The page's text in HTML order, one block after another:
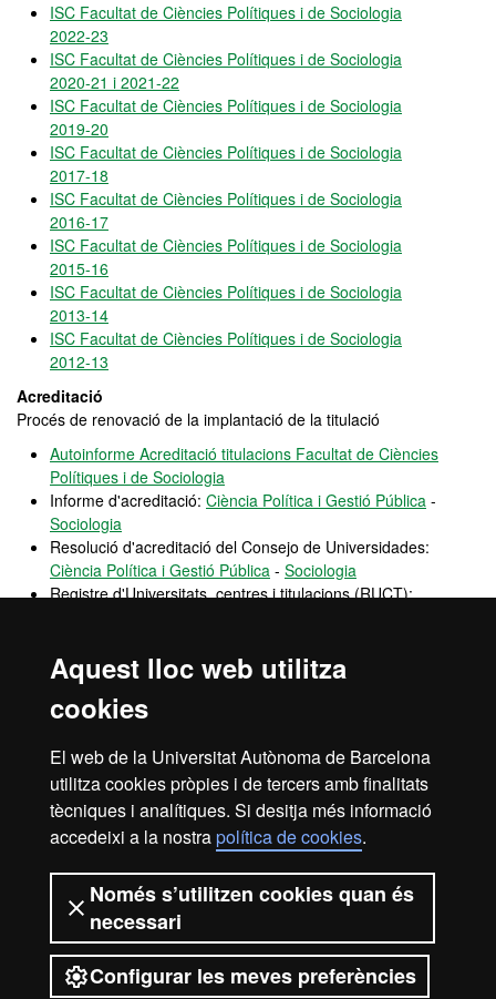
Aquest lloc web utilitza
cookies
El web de la Universitat Autònoma de Barcelona
utilitza cookies pròpies i de tercers amb finalitats
tècniques i analítiques. Si desitja més informació
accedeixi a la nostrapolítica de cookies.
Només s’utilitzen cookies quan és
necessari
Configurar les meves preferències
ISC Facultat de Ciències Polítiques i de Sociologia
2022-23
ISC Facultat de Ciències Polítiques i de Sociologia
2020-21 i 2021-22
ISC Facultat de Ciències Polítiques i de Sociologia
2019-20
ISC Facultat de Ciències Polítiques i de Sociologia
2017-18
ISC Facultat de Ciències Polítiques i de Sociologia
2016-17
ISC Facultat de Ciències Polítiques i de Sociologia
2015-16
ISC Facultat de Ciències Polítiques i de Sociologia
2013-14
ISC Facultat de Ciències Polítiques i de Sociologia
2012-13
Acreditació
Procés de renovació de la implantació de la titulació
Autoinforme Acreditació titulacions Facultat de Ciències
Polítiques i de Sociologia
Informe d'acreditació: Ciència Política i Gestió Pública -
Sociologia
Resolució d'acreditació del Consejo de Universidades:
Ciència Política i Gestió Pública - Sociologia
Registre d'Universitats, centres i titulacions (RUCT):
Conjunt de processos que permeten la gestió i seguiment els
diferents aspectes de les titulacions amb l'objectiu estratègic de
garantir la millora continua de les mateixes
Sistema de Garantia Interna de Qualitat
Pla d'Acció Tutorial PAT
Comissió de Qualitat
OPINA UAB
queixes i felicitacions sobre el funcionalment de la UAB
2026 Universitat Autònoma de